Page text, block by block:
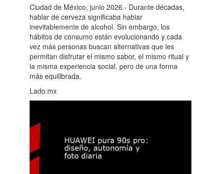
Ciudad de México, junio 2026.- Durante décadas,
hablar de cerveza significaba hablar
inevitablemente de alcohol. Sin embargo, los
hábitos de consumo están evolucionando y cada
vez más personas buscan alternativas que les
permitan disfrutar el mismo sabor, el mismo ritual y
la misma experiencia social, pero de una forma
más equilibrada.
Lado.mx